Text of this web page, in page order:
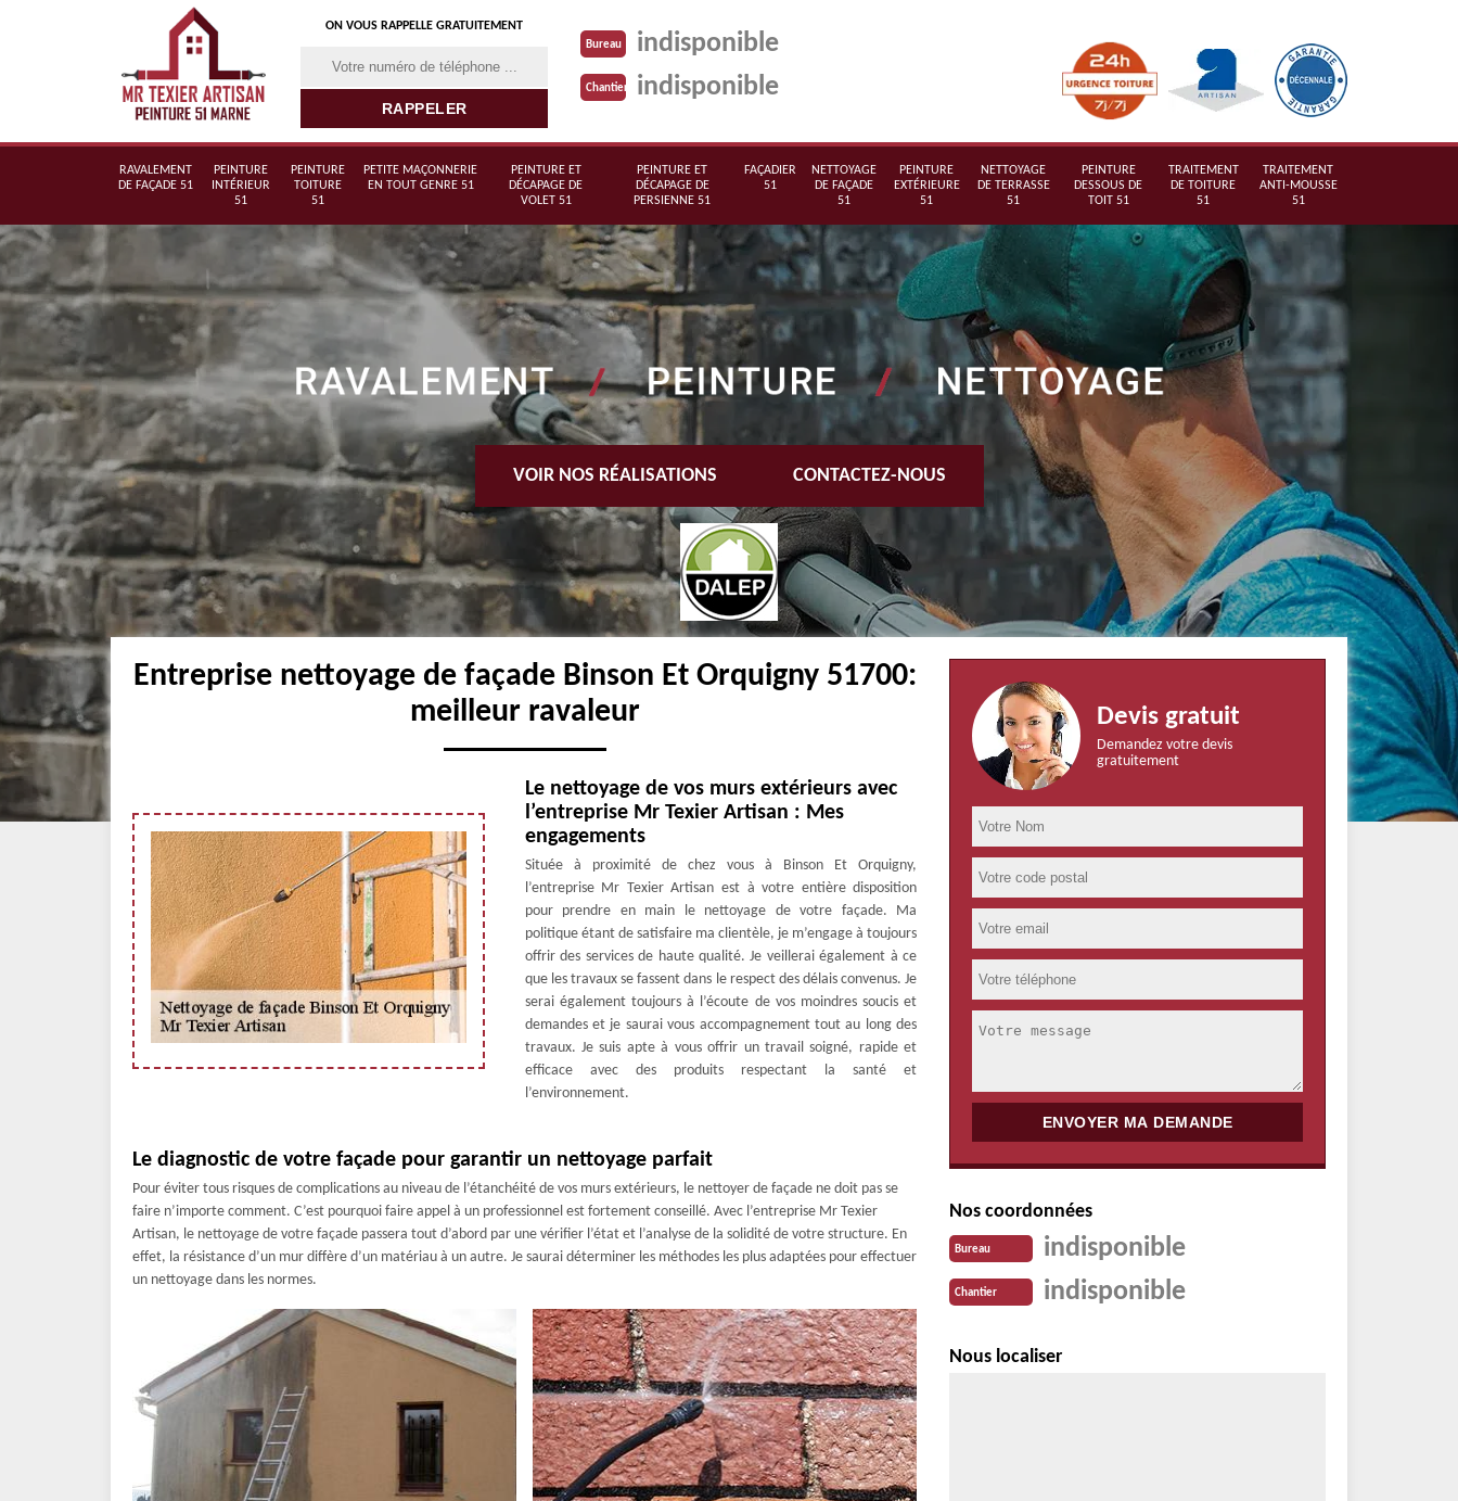
ON VOUS RAPPELLE GRATUITEMENT
Bureau indisponible
Chantier indisponible
RAVALEMENT
DE FAÇADE 51
PEINTURE
INTÉRIEUR
51
PEINTURE
TOITURE
51
PETITE MAÇONNERIE
EN TOUT GENRE 51
PEINTURE ET
DÉCAPAGE DE
VOLET 51
PEINTURE ET
DÉCAPAGE DE
PERSIENNE 51
FAÇADIER
51
NETTOYAGE
DE FAÇADE
51
PEINTURE
EXTÉRIEURE
51
NETTOYAGE
DE TERRASSE
51
PEINTURE
DESSOUS DE
TOIT 51
TRAITEMENT
DE TOITURE
51
TRAITEMENT
ANTI-MOUSSE
51
VOIR NOS RÉALISATIONS CONTACTEZ-NOUS
Entreprise nettoyage de façade Binson Et Orquigny 51700:
meilleur ravaleur
Le nettoyage de vos murs extérieurs avec
l’entreprise Mr Texier Artisan : Mes
engagements
Située à proximité de chez vous à Binson Et Orquigny,
l’entreprise Mr Texier Artisan est à votre entière disposition
pour prendre en main le nettoyage de votre façade. Ma
politique étant de satisfaire ma clientèle, je m’engage à toujours
offrir des services de haute qualité. Je veillerai également à ce
que les travaux se fassent dans le respect des délais convenus. Je
serai également toujours à l’écoute de vos moindres soucis et
demandes et je saurai vous accompagnement tout au long des
travaux. Je suis apte à vous offrir un travail soigné, rapide et
efficace avec des produits respectant la santé et
l’environnement.
Le diagnostic de votre façade pour garantir un nettoyage parfait
Pour éviter tous risques de complications au niveau de l’étanchéité de vos murs extérieurs, le nettoyer de façade ne doit pas se
faire n’importe comment. C’est pourquoi faire appel à un professionnel est fortement conseillé. Avec l’entreprise Mr Texier
Artisan, le nettoyage de votre façade passera tout d’abord par une vérifier l’état et l’analyse de la solidité de votre structure. En
effet, la résistance d’un mur diffère d’un matériau à un autre. Je saurai déterminer les méthodes les plus adaptées pour effectuer
un nettoyage dans les normes.
Devis gratuit
Demandez votre devis
gratuitement
Nos coordonnées
Bureau indisponible
Chantier indisponible
Nous localiser